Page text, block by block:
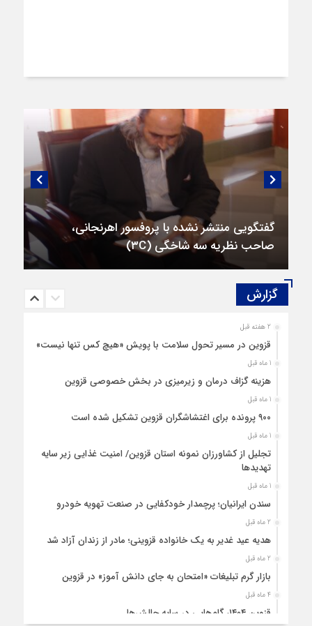
گفتگویی منتشر نشده با پروفسور اهرنجانی،
صاحب نظریه سه‌ شاخگی (۳C)
گزارش‌
2 هفته قبل
قزوین در مسیر تحول سلامت با پویش «هیچ‌ کس تنها نیست»
1 ماه قبل
هزینه‌ گزاف درمان و زیرمیزی در بخش خصوصی قزوین
1 ماه قبل
۹۰۰ پرونده برای اغتشاشگران قزوین تشکیل شده است
1 ماه قبل
تجلیل از کشاورزان نمونه استان قزوین/ امنیت غذایی زیر سایه
تهدیدها
1 ماه قبل
سندن ایرانیان؛ پرچمدار خودکفایی در صنعت تهویه خودرو
2 ماه قبل
هدیه عید غدیر به یک خانواده قزوینی؛ مادر از زندان آزاد شد
2 ماه قبل
بازار گرم تبلیغات «امتحان به جای دانش‌ آموز» در قزوین
4 ماه قبل
قزوین ۱۴۰۴، گام‌هایی در سایه چالش‌ها